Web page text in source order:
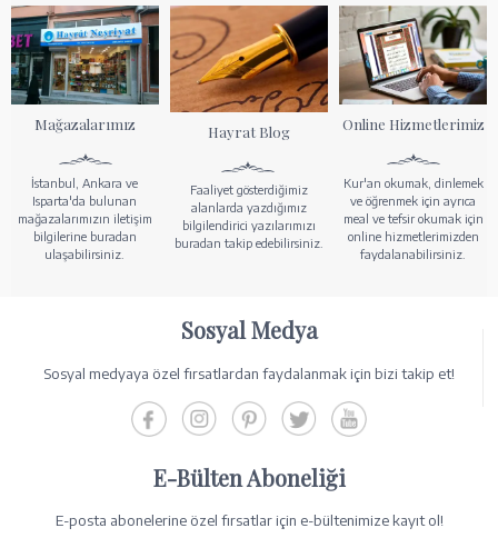
Mağazalarımız
İstanbul, Ankara ve
Isparta'da bulunan
mağazalarımızın iletişim
bilgilerine buradan
ulaşabilirsiniz.
Hayrat Blog
Faaliyet gösterdiğimiz
alanlarda yazdığımız
bilgilendirici yazılarımızı
buradan takip edebilirsiniz.
Online Hizmetlerimiz
Kur'an okumak, dinlemek
ve öğrenmek için ayrıca
meal ve tefsir okumak için
online hizmetlerimizden
faydalanabilirsiniz.
Sosyal Medya
Sosyal medyaya özel fırsatlardan faydalanmak için bizi takip et!
E-Bülten Aboneliği
E-posta abonelerine özel fırsatlar için e-bültenimize kayıt ol!